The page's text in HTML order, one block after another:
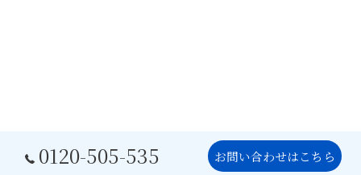
0120-505-535 お問い合わせはこちら